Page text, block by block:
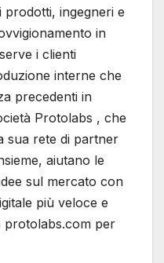
prodotti, ingegneri e
in
i clienti
interne che
precedenti in
Protolabs , che
sua rete di partner
aiutano le
sul mercato con
più veloce e
protolabs.com per